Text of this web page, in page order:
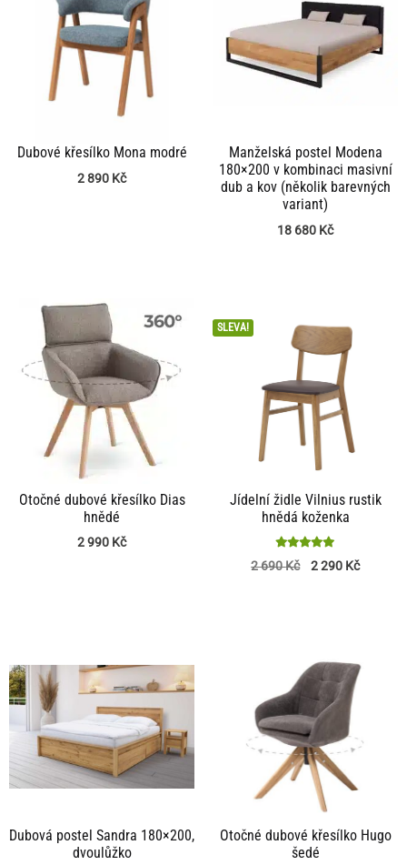
Dubové křesílko Mona modré
2 890 Kč
Manželská postel Modena
180×200 v kombinaci masivní
dub a kov (několik barevných
variant)
18 680 Kč
Otočné dubové křesílko Dias
hnědé
2 990 Kč
SLEVA!
Jídelní židle Vilnius rustik
hnědá koženka
Hodnocení
2 690Kč 2 290 Kč
Dubová postel Sandra 180×200,
dvoulůžko
Otočné dubové křesílko Hugo
šedé